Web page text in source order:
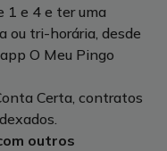
1 e 4 e ter uma
ou tri-horária, desde
O Meu Pingo
Certa, contratos
outros